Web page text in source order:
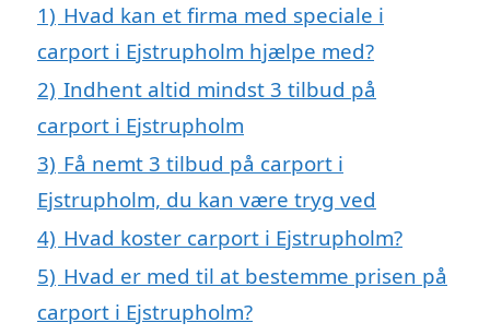
1) Hvad kan et firma med speciale i
carport i Ejstrupholm hjælpe med?
2) Indhent altid mindst 3 tilbud på
carport i Ejstrupholm
3) Få nemt 3 tilbud på carport i
Ejstrupholm, du kan være tryg ved
4) Hvad koster carport i Ejstrupholm?
5) Hvad er med til at bestemme prisen på
carport i Ejstrupholm?